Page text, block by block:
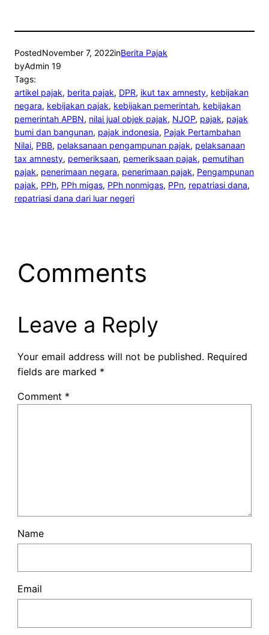
PostedNovember 7, 2022inBerita Pajak
byAdmin 19
Tags:
artikel pajak, berita pajak, DPR, ikut tax amnesty, kebijakan
negara, kebijakan pajak, kebijakan pemerintah, kebijakan
pemerintah APBN, nilai jual objek pajak, NJOP, pajak, pajak
bumi dan bangunan, pajak indonesia, Pajak Pertambahan
Nilai, PBB, pelaksanaan pengampunan pajak, pelaksanaan
tax amnesty, pemeriksaan, pemeriksaan pajak, pemutihan
pajak, penerimaan negara, penerimaan pajak, Pengampunan
pajak, PPh, PPh migas, PPh nonmigas, PPn, repatriasi dana
repatriasi dana dari luar negeri
Comments
Leave a Reply
Your email address will not be published. Required
fields are marked *
Comment *
Name
Email